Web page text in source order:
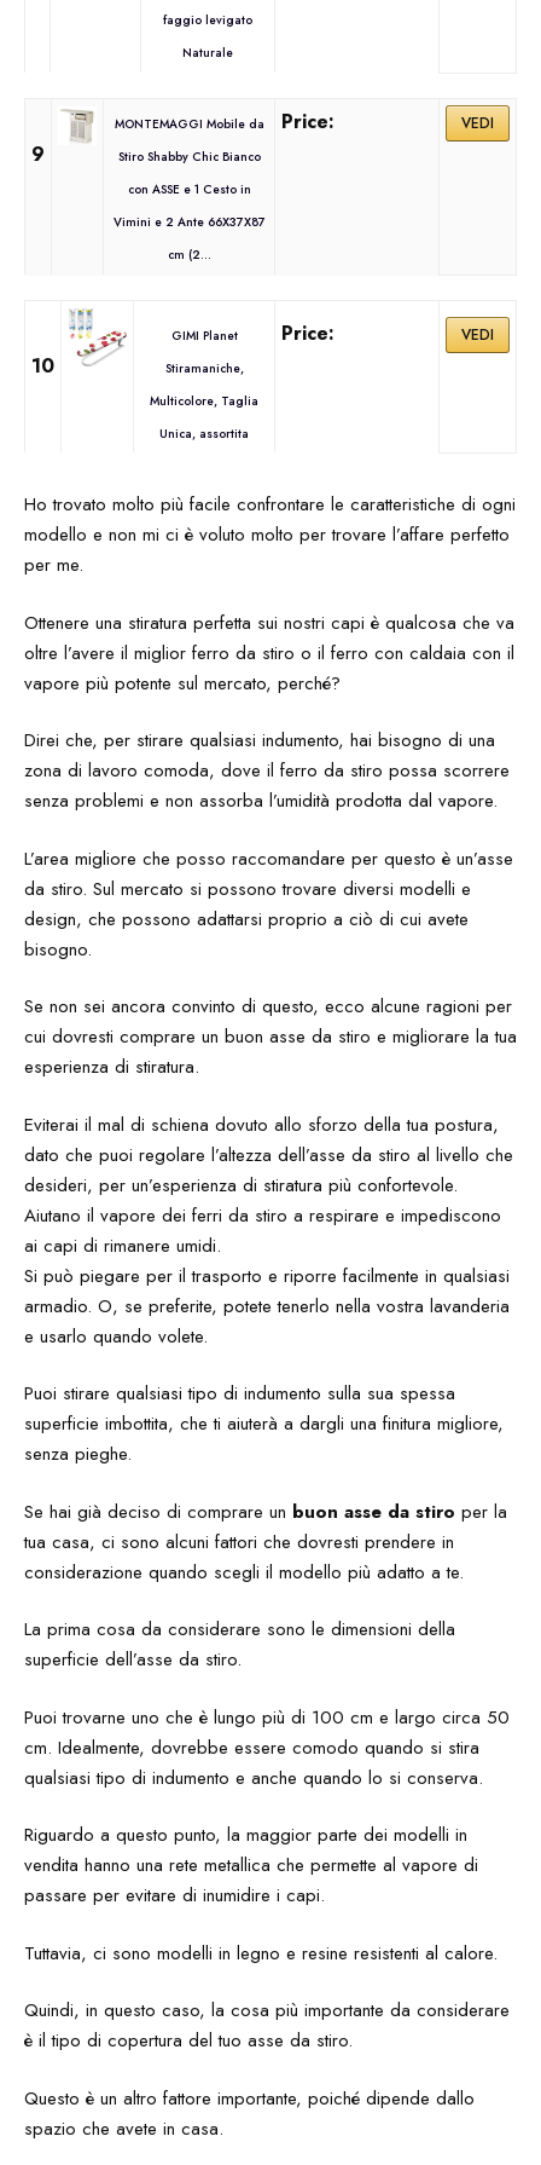
faggio levigato
Naturale
9
MONTEMAGGI Mobile da
Stiro Shabby Chic Bianco
con ASSE e 1 Cesto in
Vimini e 2 Ante 66X37X87
cm (2...
VEDI
10
GIMI Planet
Stiramaniche,
Multicolore, Taglia
Unica, assortita
VEDI
Ho trovato molto più facile confrontare le caratteristiche di ogni
modello e non mi ci è voluto molto per trovare l’affare perfetto
per me.
Ottenere una stiratura perfetta sui nostri capi è qualcosa che va
oltre l’avere il miglior ferro da stiro o il ferro con caldaia con il
vapore più potente sul mercato, perché?
Direi che, per stirare qualsiasi indumento, hai bisogno di una
zona di lavoro comoda, dove il ferro da stiro possa scorrere
senza problemi e non assorba l’umidità prodotta dal vapore.
L’area migliore che posso raccomandare per questo è un’asse
da stiro. Sul mercato si possono trovare diversi modelli e
design, che possono adattarsi proprio a ciò di cui avete
bisogno.
Se non sei ancora convinto di questo, ecco alcune ragioni per
cui dovresti comprare un buon asse da stiro e migliorare la tua
esperienza di stiratura.
Eviterai il mal di schiena dovuto allo sforzo della tua postura,
dato che puoi regolare l’altezza dell’asse da stiro al livello che
desideri, per un’esperienza di stiratura più confortevole.
Aiutano il vapore dei ferri da stiro a respirare e impediscono
ai capi di rimanere umidi.
Si può piegare per il trasporto e riporre facilmente in qualsiasi
armadio. O, se preferite, potete tenerlo nella vostra lavanderia
e usarlo quando volete.
Puoi stirare qualsiasi tipo di indumento sulla sua spessa
superficie imbottita, che ti aiuterà a dargli una finitura migliore,
senza pieghe.
Se hai già deciso di comprare un buon asse da stiro per la
tua casa, ci sono alcuni fattori che dovresti prendere in
considerazione quando scegli il modello più adatto a te.
La prima cosa da considerare sono le dimensioni della
superficie dell’asse da stiro.
Puoi trovarne uno che è lungo più di 100 cm e largo circa 50
cm. Idealmente, dovrebbe essere comodo quando si stira
qualsiasi tipo di indumento e anche quando lo si conserva.
Riguardo a questo punto, la maggior parte dei modelli in
vendita hanno una rete metallica che permette al vapore di
passare per evitare di inumidire i capi.
Tuttavia, ci sono modelli in legno e resine resistenti al calore.
Quindi, in questo caso, la cosa più importante da considerare
è il tipo di copertura del tuo asse da stiro.
Questo è un altro fattore importante, poiché dipende dallo
spazio che avete in casa.